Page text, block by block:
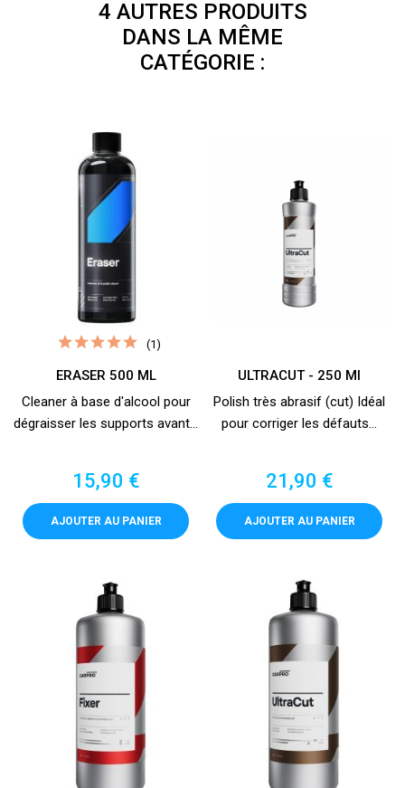
4 AUTRES PRODUITS
DANS LA MÊME
CATÉGORIE :
(1)
ERASER 500 ML
Cleaner à base d'alcool pour
dégraisser les supports avant...
Prix
15,90 €
AJOUTER AU PANIER
ULTRACUT - 250 Ml
Polish très abrasif (cut) Idéal
pour corriger les défauts...
Prix
21,90 €
AJOUTER AU PANIER